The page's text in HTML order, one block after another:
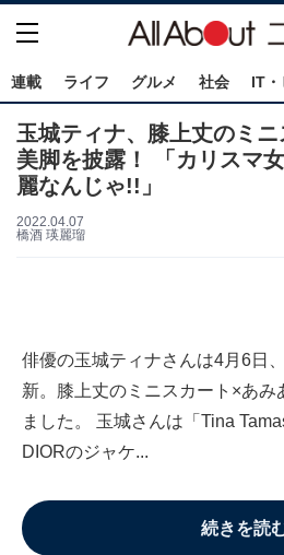
連載 ライフ グルメ 社会 IT・
玉城ティナ、膝上丈のミ
美脚を披露！ 「カリスマ
麗なんじゃ!!」
2022.04.07
橋酒 瑛麗瑠
俳優の玉城ティナさんは4月6日
新。膝上丈のミニスカート×あみ
ました。 玉城さんは「Tina
DIORのジャケ...
続きを読